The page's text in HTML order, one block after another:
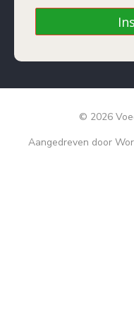
© 2026
Aangedreven door